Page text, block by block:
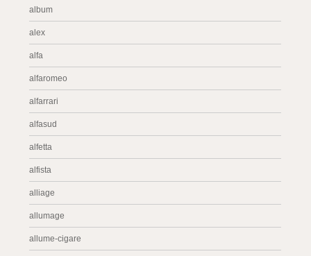
album
alex
alfa
alfaromeo
alfarrari
alfasud
alfetta
alfista
alliage
allumage
allume-cigare